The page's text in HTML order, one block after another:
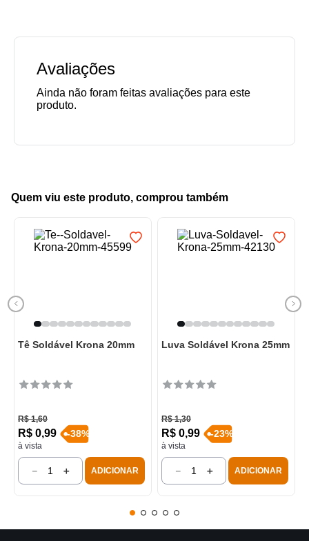
Avaliações
Quem viu este produto, comprou também
Tê Soldável Krona 20mm
R$ 1,60
R$ 0,99
à vista
-38%
＋
－ ADICIONAR
Luva Soldável Krona 25mm
R$ 1,30
R$ 0,99
à vista
-23%
＋
－ ADICIONAR